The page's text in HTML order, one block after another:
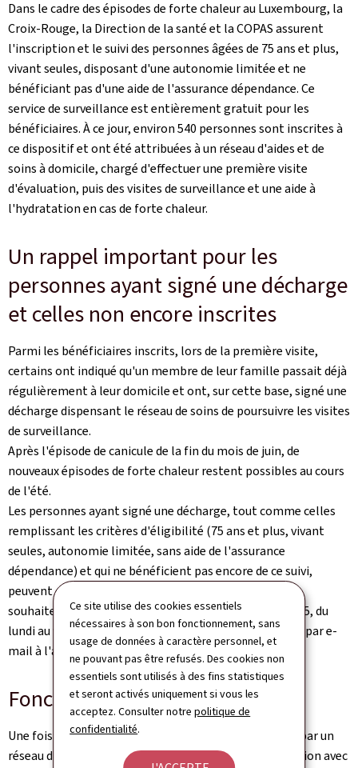
Ce site utilise des cookies essentiels
nécessaires à son bon fonctionnement, sans
usage de données à caractère personnel, et
ne pouvant pas être refusés. Des cookies non
essentiels sont utilisés à des fins statistiques
et seront activés uniquement si vous les
acceptez. Consulter notrepolitique de
confidentialité.
Dans le cadre des épisodes de forte chaleur au Luxembourg, la
Croix-Rouge, la Direction de la santé et la COPAS assurent
l'inscription et le suivi des personnes âgées de 75 ans et plus,
vivant seules, disposant d'une autonomie limitée et ne
bénéficiant pas d'une aide de l'assurance dépendance. Ce
service de surveillance est entièrement gratuit pour les
bénéficiaires. À ce jour, environ 540 personnes sont inscrites à
ce dispositif et ont été attribuées à un réseau d'aides et de
soins à domicile, chargé d'effectuer une première visite
d'évaluation, puis des visites de surveillance et une aide à
l'hydratation en cas de forte chaleur.
Un rappel important pour les
personnes ayant signé une décharge
et celles non encore inscrites
Parmi les bénéficiaires inscrits, lors de la première visite,
certains ont indiqué qu'un membre de leur famille passait déjà
régulièrement à leur domicile et ont, sur cette base, signé une
décharge dispensant le réseau de soins de poursuivre les visites
de surveillance.
Après l'épisode de canicule de la fin du mois de juin, de
nouveaux épisodes de forte chaleur restent possibles au cours
de l'été.
Les personnes ayant signé une décharge, tout comme celles
remplissant les critères d'éligibilité (75 ans et plus, vivant
seules, autonomie limitée, sans aide de l'assurance
dépendance) et qui ne bénéficient pas encore de ce suivi,
peuvent contacter de nouveau la Croix-Rouge si elles
souhaitent se (ré)inscrire: par téléphone au (+352) 2755, du
lundi au vendredi (sauf jours fériés), de 8 à 17 heures ou par e-
mail à l'adresse
canicule@croix-rouge.lu
Fonctionnement du dispositif
Une fois inscrits, les bénéficiaires sont pris en charge par un
réseau d'aides et de soins à domicile, dont la coordination avec